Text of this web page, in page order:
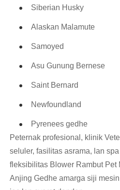
Siberian Husky
Alaskan Malamute
Samoyed
Asu Gunung Bernese
Saint Bernard
Newfoundland
Pyrenees gedhe
Peternak profesional, klinik
seluler, fasilitas asrama, lan
fleksibilitas Blower Rambut Pet
Anjing Gedhe amarga siji